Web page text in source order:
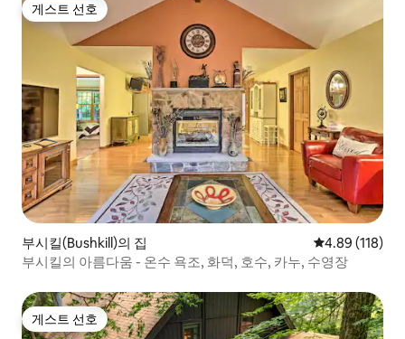
게스트 선호
게스트 선호
부시킬(Bushkill)의 집 평점 4.89점(5
4.89 (118)
부시킬의 아름다움 - 온수 욕조, 화덕, 호수, 카누, 수영장
게스트 선호
게스트 선호